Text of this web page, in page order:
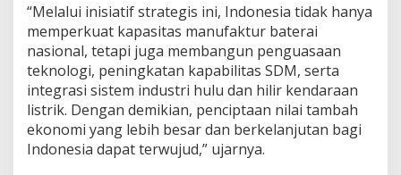
“Melalui inisiatif strategis ini, Indonesia tidak hanya
memperkuat kapasitas manufaktur baterai
nasional, tetapi juga membangun penguasaan
teknologi, peningkatan kapabilitas SDM, serta
integrasi sistem industri hulu dan hilir kendaraan
listrik. Dengan demikian, penciptaan nilai tambah
ekonomi yang lebih besar dan berkelanjutan bagi
Indonesia dapat terwujud,” ujarnya.